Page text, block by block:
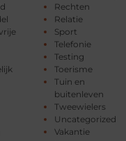
Rechten
Relatie
Sport
Telefonie
Testing
Toerisme
Tuin en
buitenleven
Tweewielers
Uncategorized
Vakantie